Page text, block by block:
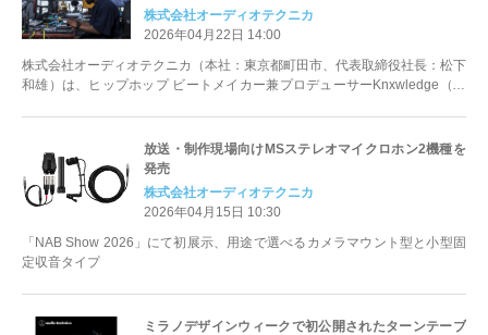
ドキュメンタリーフィルムを公開
株式会社オーディオテクニカ
2026年04月22日 14:00
株式会社オーディオテクニカ（本社：東京都町田市、代表取締役社長：松下
和雄）は、ヒップホップ ビートメイカー兼プロデューサーKnxwledge（ノ
放送・制作現場向けMSステレオマイクロホン2機種を
発売
株式会社オーディオテクニカ
2026年04月15日 10:30
「NAB Show 2026」にて初展示、用途で選べるカメラマウント型と小型固
定収音タイプ
ミラノデザインウィークで初公開されたターンテーブ